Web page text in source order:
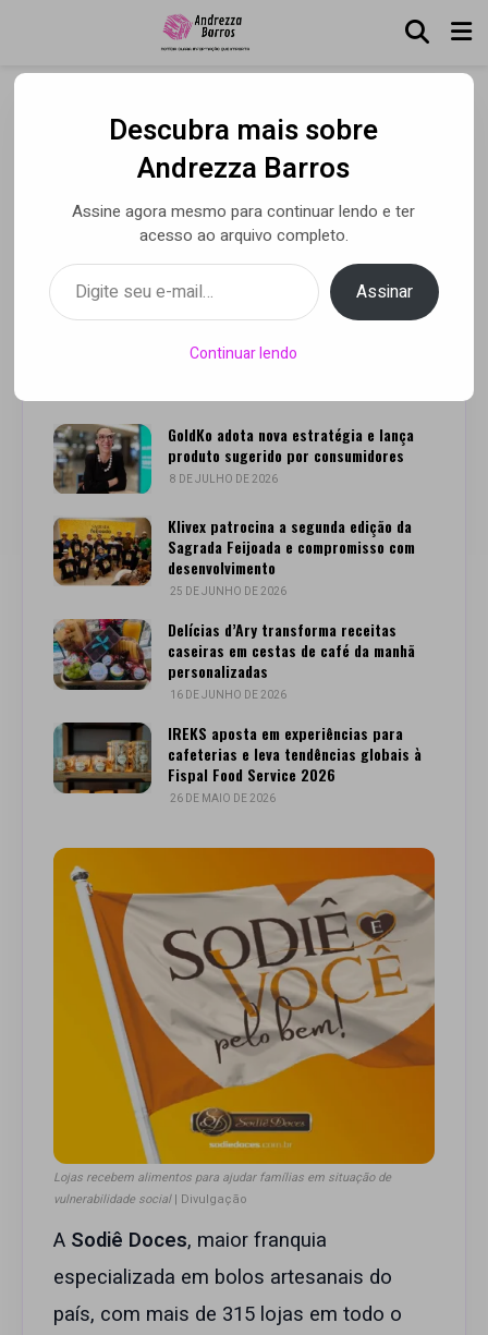
Sodiê Doces lança
campanha solidária
• 11 maio 2020
GoldKo adota nova estratégia e lança
produto sugerido por consumidores
8 DE JULHO DE 2026
Klivex patrocina a segunda edição da
Sagrada Feijoada e compromisso com
desenvolvimento
25 DE JUNHO DE 2026
Delícias d’Ary transforma receitas
caseiras em cestas de café da manhã
personalizadas
16 DE JUNHO DE 2026
IREKS aposta em experiências para
cafeterias e leva tendências globais à
Fispal Food Service 2026
26 DE MAIO DE 2026
Lojas recebem alimentos para ajudar famílias em situação de
vulnerabilidade social| Divulgação
A Sodiê Doces, maior franquia
especializada em bolos artesanais do
país, com mais de 315 lojas em todo o
Descubra mais sobre
Andrezza Barros
Assine agora mesmo para continuar lendo e ter
acesso ao arquivo completo.
Digite seu e-mail…
Assinar
Continuar lendo